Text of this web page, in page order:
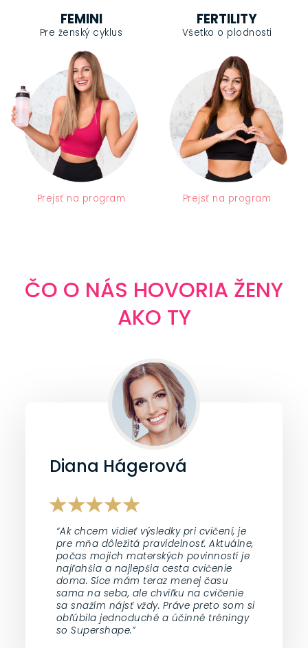
FEMINI
Pre ženský cyklus
Prejsť na program
FERTILITY
Všetko o plodnosti
Prejsť na program
ČO O NÁS HOVORIA ŽENY
AKO TY
Diana Hágerová
“Ak chcem vidieť výsledky pri cvičení, je
pre mňa dôležitá pravidelnosť. Aktuálne,
počas mojich materských povinností je
najľahšia a najlepšia cesta cvičenie
doma. Síce mám teraz menej času
sama na seba, ale chvíľku na cvičenie
sa snažím nájsť vždy. Práve preto som si
obľúbila jednoduché a účinné tréningy
so Supershape.”